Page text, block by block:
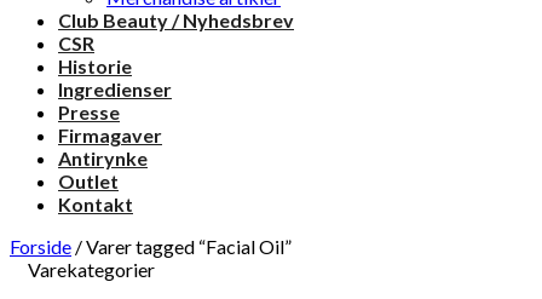
Club Beauty / Nyhedsbrev
CSR
Historie
Ingredienser
Presse
Firmagaver
Antirynke
Outlet
Kontakt
Forside /Varer tagged “Facial Oil”
Varekategorier